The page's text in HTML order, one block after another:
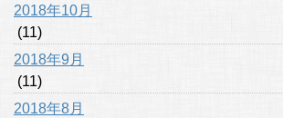
2018年10月
(11)
2018年9月
(11)
2018年8月